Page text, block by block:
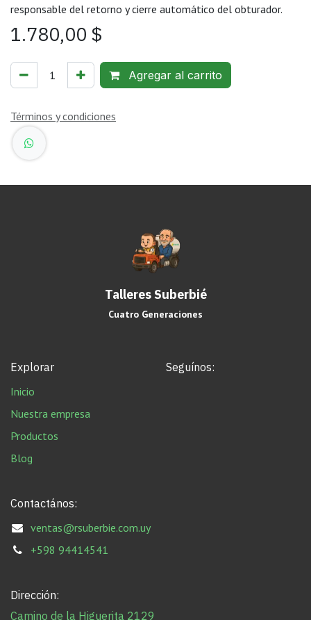
responsable del retorno y cierre automático del obturador.
1.780,00 $
Agregar al carrito
Términos y condiciones
Talleres Suberbié
Cuatro Generaciones
Explorar
Inicio
Nuestra empresa
Productos
Blog
Contactános:
ventas@rsuberbie.com.uy
+598 94414541
Seguínos:
Dirección:
Camino de la Higuerita 2129